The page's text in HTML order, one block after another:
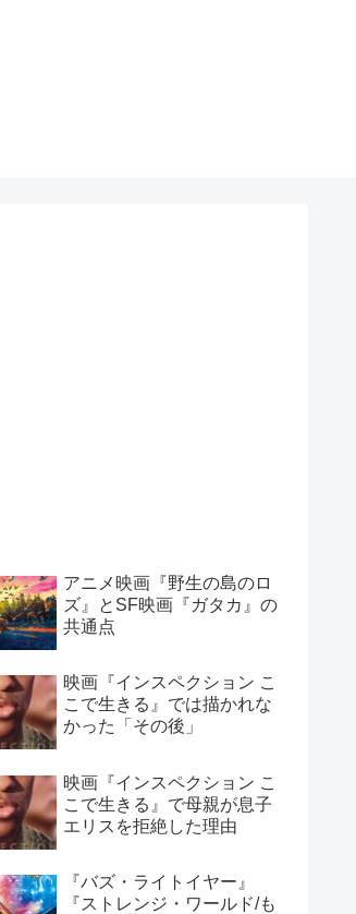
アニメ映画『野生の島のロ
ズ』とSF映画『ガタカ』の
共通点
映画『インスペクション こ
こで生きる』では描かれな
かった「その後」
映画『インスペクション こ
こで生きる』で母親が息子
エリスを拒絶した理由
『バズ・ライトイヤー』
『ストレンジ・ワールド/も